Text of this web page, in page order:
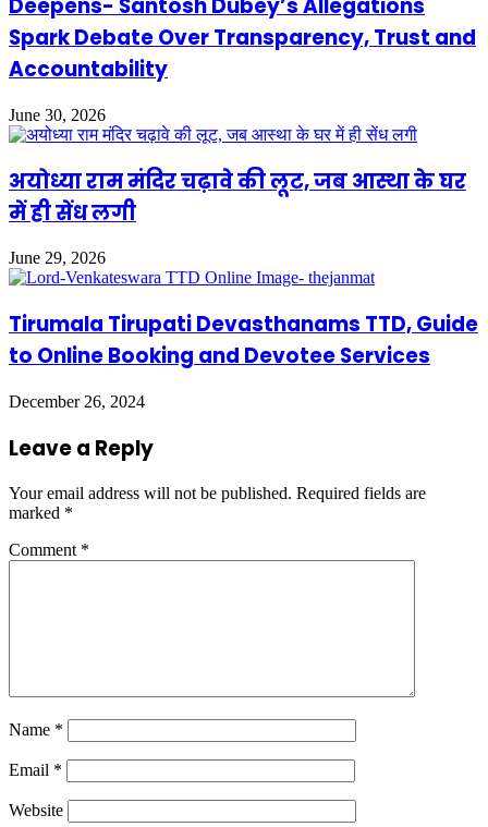
Deepens- Santosh Dubey’s Allegations
Spark Debate Over Transparency, Trust and
Accountability
June 30, 2026
अयोध्या राम मंदिर चढ़ावे की लूट, जब आस्था के घर
में ही सेंध लगी
June 29, 2026
Tirumala Tirupati Devasthanams TTD, Guide
to Online Booking and Devotee Services
December 26, 2024
Leave a Reply
Your email address will not be published. Required fields are
marked *
Comment *
Name *
Email *
Website